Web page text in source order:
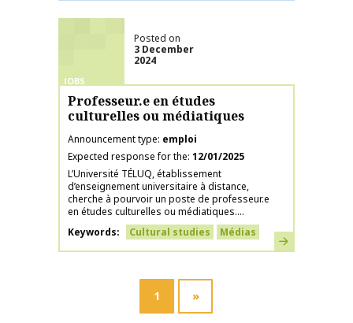
JOBS
Posted on
3 December
2024
Professeur.e en études
culturelles ou médiatiques
Announcement type emploi
Expected response for the 12/01/2025
L’Université TÉLUQ, établissement
d’enseignement universitaire à distance,
cherche à pourvoir un poste de professeur.e
en études culturelles ou médiatiques....
Keywords
Cultural studies Médias Learn more
1 »